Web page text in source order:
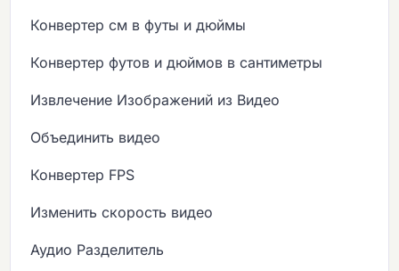
Конвертер см в футы и дюймы
Конвертер футов и дюймов в сантиметры
Извлечение Изображений из Видео
Объединить видео
Конвертер FPS
Изменить скорость видео
Аудио Разделитель